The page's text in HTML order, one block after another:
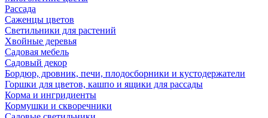
Рассада
Саженцы цветов
Светильники для растений
Хвойные деревья
Садовая мебель
Садовый декор
Бордюр, дровник, печи, плодосборники и кустодержатели
Горшки для цветов, кашпо и ящики для рассады
Корма и ингридиенты
Кормушки и скворечники